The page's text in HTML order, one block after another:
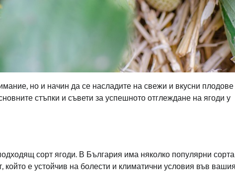
но и начин да се насладите на свежи и вкусни плодове
стъпки и съвети за успешното отглеждане на ягоди у
сорт ягоди. В България има няколко популярни сорта
който е устойчив на болести и климатични условия във вашия